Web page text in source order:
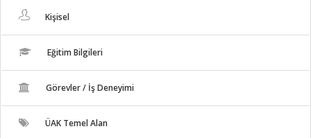
Kişisel
Eğitim Bilgileri
Görevler / İş Deneyimi
ÜAK Temel Alan